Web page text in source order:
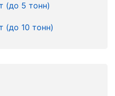
(до 5 тонн)
(до 10 тонн)